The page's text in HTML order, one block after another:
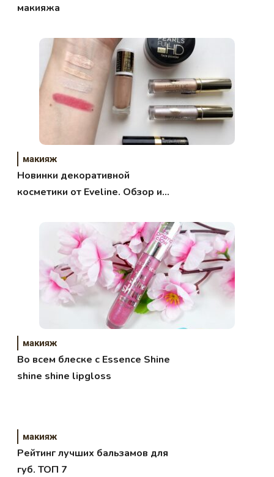
макияжа
макияж
Новинки декоративной
косметики от Eveline. Обзор и
макияж
Во всем блеске с Essence Shine
shine shine lipgloss
макияж
Рейтинг лучших бальзамов для
губ. ТОП 7